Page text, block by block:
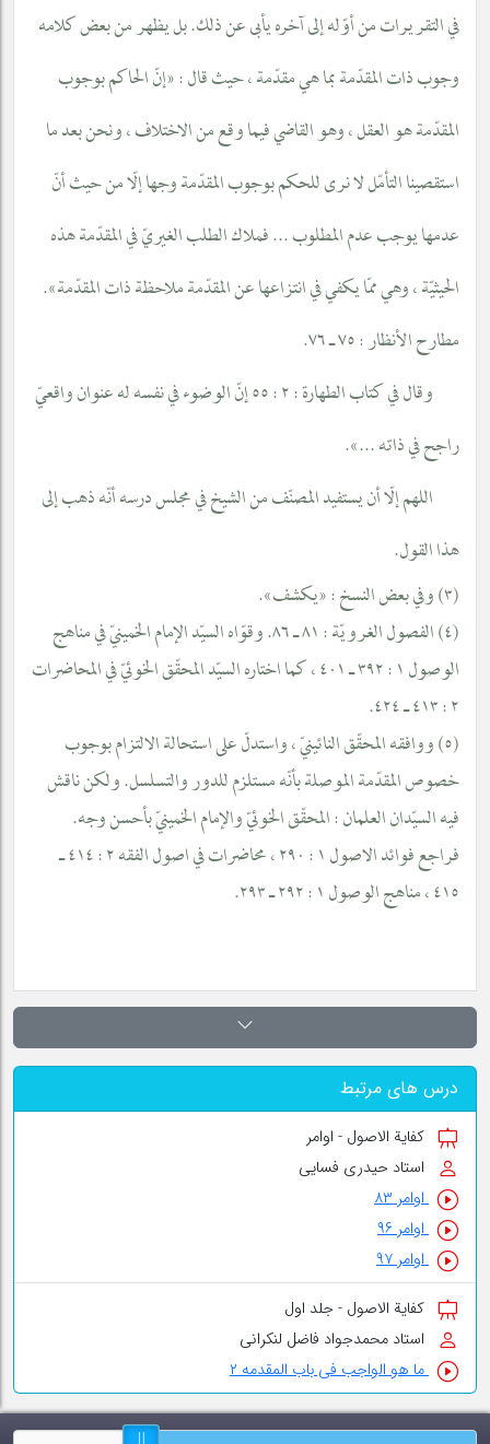
في التقريرات من أوّله إلى آخره يأبى عن ذلك. بل يظهر من بعض كلامه
وجوب ذات المقدّمة بما هي مقدّمة ، حيث قال : «إنّ الحاكم بوجوب
المقدّمة هو العقل ، وهو القاضي فيما وقع من الاختلاف ، ونحن بعد ما
استقصينا التأمّل لا نرى للحكم بوجوب المقدّمة وجها إلّا من حيث أنّ
عدمها يوجب عدم المطلوب ... فملاك الطلب الغيريّ في المقدّمة هذه
الحيثيّة ، وهي ممّا يكفي في انتزاعها عن المقدّمة ملاحظة ذات المقدّمة».
مطارح الأنظار : ٧٥ ـ ٧٦.
وقال في كتاب الطهارة : ٢ : ٥٥ إنّ الوضوء في نفسه له عنوان واقعيّ
راجح في ذاته ...».
اللهم إلّا أن يستفيد المصنّف من الشيخ في مجلس درسه أنّه ذهب إلى
هذا القول.
(٣) وفي بعض النسخ : «يكشف».
(٤) الفصول الغرويّة : ٨١ ـ ٨٦. وقوّاه السيّد الإمام الخمينيّ في مناهج
الوصول ١ : ٣٩٢ ـ ٤٠١ ، كما اختاره السيّد المحقّق الخوئيّ في المحاضرات
٢ : ٤١٣ ـ ٤٢٤.
(٥) ووافقه المحقّق النائينيّ ، واستدلّ على استحالة الالتزام بوجوب
خصوص المقدّمة الموصلة بأنّه مستلزم للدور والتسلسل. ولكن ناقش
فيه السيّدان العلمان : المحقّق الخوئيّ والإمام الخمينيّ بأحسن وجه.
فراجع فوائد الاصول ١ : ٢٩٠ ، محاضرات في اصول الفقه ٢ : ٤١٤ ـ
٤١٥ ، مناهج الوصول ١ : ٢٩٢ ـ ٢٩٣.
درس های مرتبط
کفایة الاصول - اوامر
استاد حیدری فسایی
اوامر ۸۳
اوامر ۹۶
اوامر ۹۷
کفایة الاصول - جلد اول
استاد محمدجواد فاضل لنکرانی
ما هو الواجب فی باب المقدمه ۲